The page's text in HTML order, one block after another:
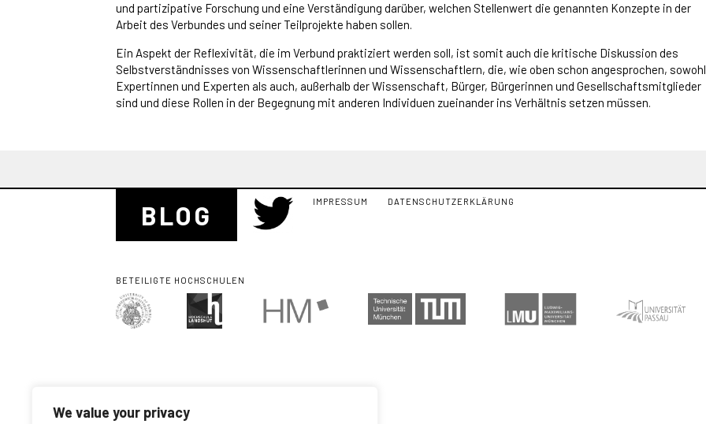
We value your privacy
und partizipative Forschung und eine Verständigung darüber, welchen Stellenwert die genannten Konzepte in der
Arbeit des Verbundes und seiner Teilprojekte haben sollen.
Ein Aspekt der Reflexivität, die im Verbund praktiziert werden soll, ist somit auch die kritische Diskussion des
Selbstverständnisses von Wissenschaftlerinnen und Wissenschaftlern, die, wie oben schon angesprochen, sowohl
Expertinnen und Experten als auch, außerhalb der Wissenschaft, Bürger, Bürgerinnen und Gesellschaftsmitglieder
sind und diese Rollen in der Begegnung mit anderen Individuen zueinander ins Verhältnis setzen müssen.
BLOG IMPRESSUM DATENSCHUTZERKLÄRUNG
BETEILIGTE HOCHSCHULEN